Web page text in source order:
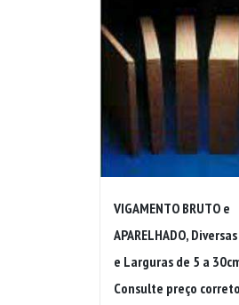
VIGAMENTO BRUTO e
APARELHADO,
e Larguras de 5 a
Consulte preço